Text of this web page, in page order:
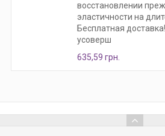
восстановлении
эластичности на
Бесплатная
усоверш
635,59 грн.